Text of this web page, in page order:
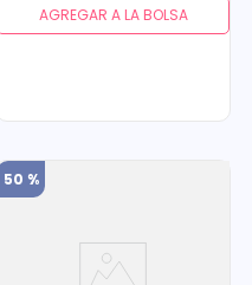
AGREGAR A LA BOLSA
50 %